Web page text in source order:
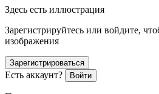
Здесь есть иллюстрация
Зарегистрируйтесь или войдите,
изображения
Зарегистрироваться
Есть аккаунт? Войти